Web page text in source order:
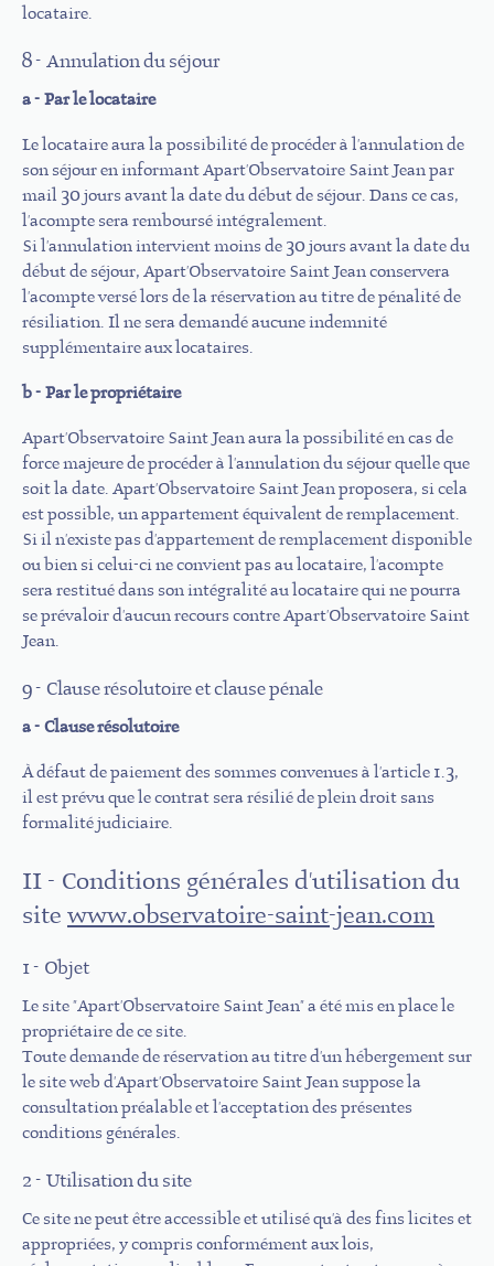
locataire.
8 - Annulation du séjour
a - Par le locataire
Le locataire aura la possibilité de procéder à l'annulation de
son séjour en informant Apart'Observatoire Saint Jean par
mail 30 jours avant la date du début de séjour. Dans ce cas,
l'acompte sera remboursé intégralement.
Si l'annulation intervient moins de 30 jours avant la date du
début de séjour, Apart'Observatoire Saint Jean conservera
l'acompte versé lors de la réservation au titre de pénalité de
résiliation. Il ne sera demandé aucune indemnité
supplémentaire aux locataires.
b - Par le propriétaire
Apart'Observatoire Saint Jean aura la possibilité en cas de
force majeure de procéder à l'annulation du séjour quelle que
soit la date. Apart'Observatoire Saint Jean proposera, si cela
est possible, un appartement équivalent de remplacement.
Si il n'existe pas d'appartement de remplacement disponible
ou bien si celui-ci ne convient pas au locataire, l'acompte
sera restitué dans son intégralité au locataire qui ne pourra
se prévaloir d'aucun recours contre Apart'Observatoire Saint
Jean.
9 - Clause résolutoire et clause pénale
a - Clause résolutoire
À défaut de paiement des sommes convenues à l'article 1.3,
il est prévu que le contrat sera résilié de plein droit sans
formalité judiciaire.
II - Conditions générales d'utilisation du
site www.observatoire-saint-jean.com
1 - Objet
Le site "Apart'Observatoire Saint Jean" a été mis en place le
propriétaire de ce site.
Toute demande de réservation au titre d'un hébergement sur
le site web d'Apart'Observatoire Saint Jean suppose la
consultation préalable et l'acceptation des présentes
conditions générales.
2 - Utilisation du site
Ce site ne peut être accessible et utilisé qu'à des fins licites et
appropriées, y compris conformément aux lois,